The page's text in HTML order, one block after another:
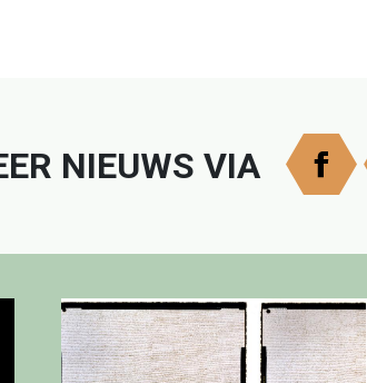
NIEUWS VIA